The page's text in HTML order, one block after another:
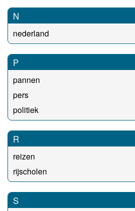
N
nederland
P
pannen
pers
politiek
R
reizen
rijscholen
S